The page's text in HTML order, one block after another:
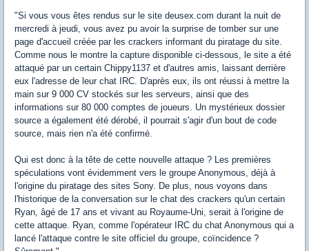
"Si vous vous êtes rendus sur le site deusex.com durant la nuit de
mercredi à jeudi, vous avez pu avoir la surprise de tomber sur une
page d'accueil créée par les crackers informant du piratage du site.
Comme nous le montre la capture disponible ci-dessous, le site a été
attaqué par un certain Chippy1137 et d'autres amis, laissant derrière
eux l'adresse de leur chat IRC. D'après eux, ils ont réussi à mettre la
main sur 9 000 CV stockés sur les serveurs, ainsi que des
informations sur 80 000 comptes de joueurs. Un mystérieux dossier
source a également été dérobé, il pourrait s'agir d'un bout de code
source, mais rien n'a été confirmé.
Qui est donc à la tête de cette nouvelle attaque ? Les premières
spéculations vont évidemment vers le groupe Anonymous, déjà à
l'origine du piratage des sites Sony. De plus, nous voyons dans
l'historique de la conversation sur le chat des crackers qu'un certain
Ryan, âgé de 17 ans et vivant au Royaume-Uni, serait à l'origine de
cette attaque. Ryan, comme l'opérateur IRC du chat Anonymous qui a
lancé l'attaque contre le site officiel du groupe, coïncidence ?